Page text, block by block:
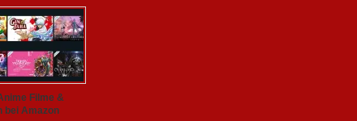
Filme &
bei Amazon